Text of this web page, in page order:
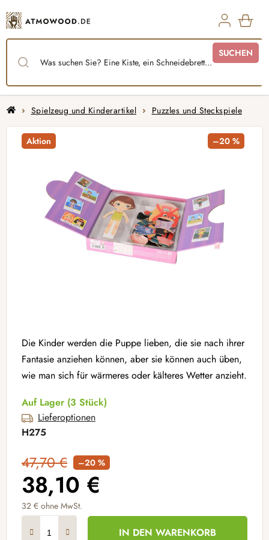
Inhalt
springen
SUCHEN
StartseiteSpielzeug und Kinderartikel Puzzles und Steckspiele
Die Kinder werden die Puppe lieben, die sie nach ihrer
Fantasie anziehen können, aber sie können auch üben,
wie man sich für wärmeres oder kälteres Wetter anzieht.
Auf Lager (3 Stück)
Lieferoptionen
H275
47,70 € –20 %
38,10 €
32 € ohne MwSt.
IN DEN WARENKORB
Aktion –20 %